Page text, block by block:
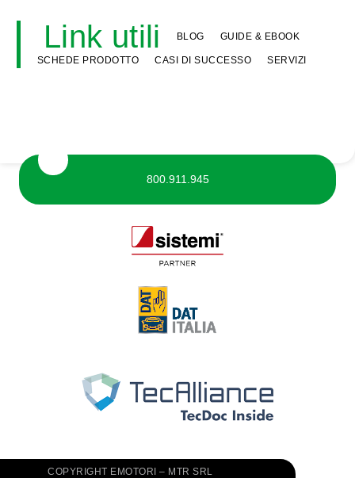
Link utili BLOG GUIDE & EBOOK
SCHEDE PRODOTTO CASI DI SUCCESSO SERVIZI
800.911.945
COPYRIGHT EMOTORI – MTR SRL